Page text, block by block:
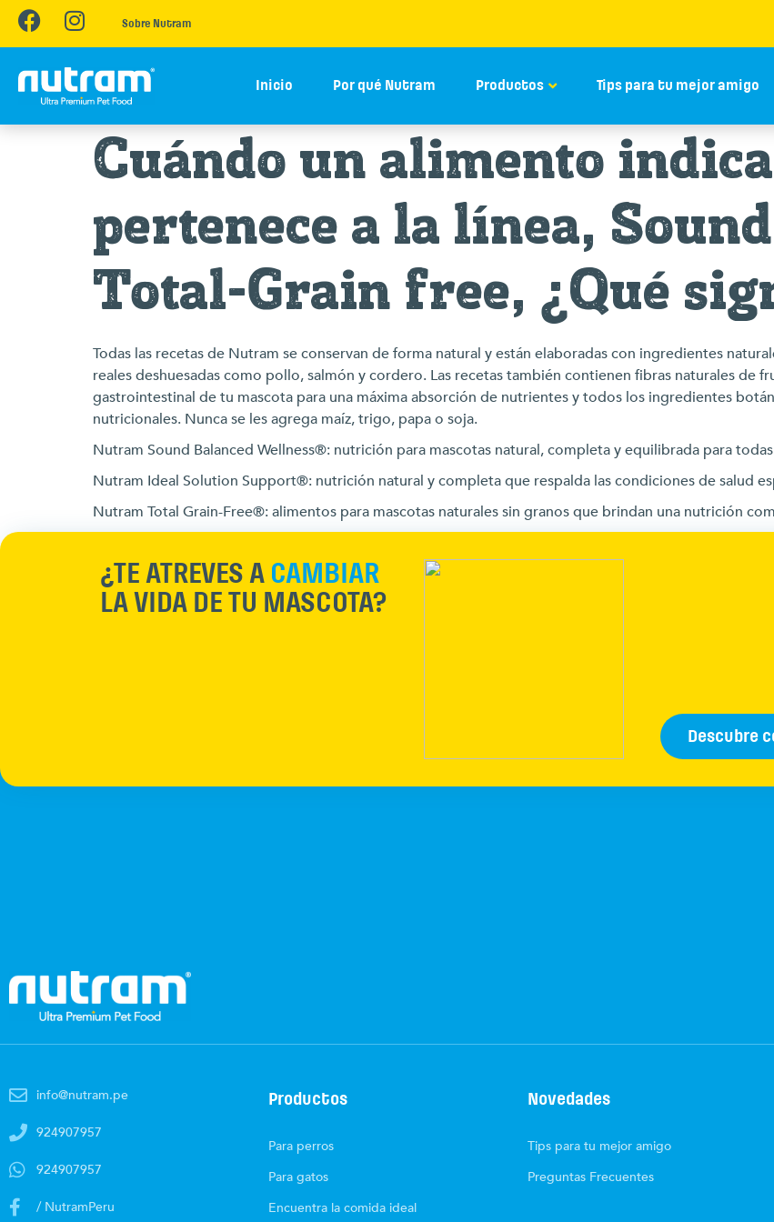
Sobre Nutram
Inicio Por qué Nutram Productos Tips para tu mejor amigo
Cuándo un alimento
pertenece a la línea,
Total-Grain free, ¿Qué
Todas las recetas de Nutram se conservan de forma natural y están elaboradas con ingredientes
reales deshuesadas como pollo, salmón y cordero. Las recetas también contienen fibras naturales de
gastrointestinal de tu mascota para una máxima absorción de nutrientes y todos los ingredientes
nutricionales. Nunca se les agrega maíz, trigo, papa o soja.
Nutram Sound Balanced Wellness®: nutrición para mascotas natural, completa y equilibrada para
Nutram Ideal Solution Support®: nutrición natural y completa que respalda las condiciones de salud
Nutram Total Grain-Free®: alimentos para mascotas naturales sin granos que brindan una nutrición
¿TE ATREVES A CAMBIAR
LA VIDA DE TU MASCOTA?
Descubre
info@nutram.pe
924907957
924907957
/ NutramPeru
Productos
Para perros
Para gatos
Encuentra la comida ideal
Novedades
Tips para tu mejor amigo
Preguntas Frecuentes